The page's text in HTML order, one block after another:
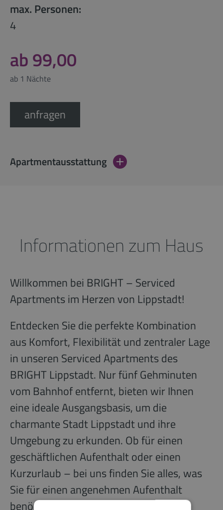
max. Personen:
4
ab 99,00
ab 1 Nächte
anfragen
Apartmentausstattung
Informationen zum Haus
Willkommen bei BRIGHT – Serviced
Apartments im Herzen von Lippstadt!
Entdecken Sie die perfekte Kombination
aus Komfort, Flexibilität und zentraler Lage
in unseren Serviced Apartments des
BRIGHT Lippstadt. Nur fünf Gehminuten
vom Bahnhof entfernt, bieten wir Ihnen
eine ideale Ausgangsbasis, um die
charmante Stadt Lippstadt und ihre
Umgebung zu erkunden. Ob für einen
geschäftlichen Aufenthalt oder einen
Kurzurlaub – bei uns finden Sie alles, was
Sie für einen angenehmen Aufenthalt
benötigen.